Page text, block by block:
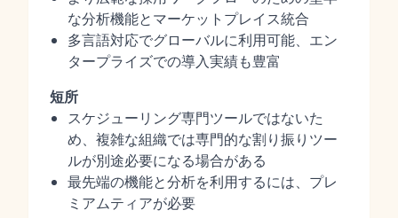
な分析機能とマーケットプレイス統合
多言語対応でグローバルに利用可能、エン
タープライズでの導入実績も豊富
短所
スケジューリング専門ツールではないた
め、複雑な組織では専門的な割り振りツー
ルが別途必要になる場合がある
最先端の機能と分析を利用するには、プレ
ミアムティアが必要